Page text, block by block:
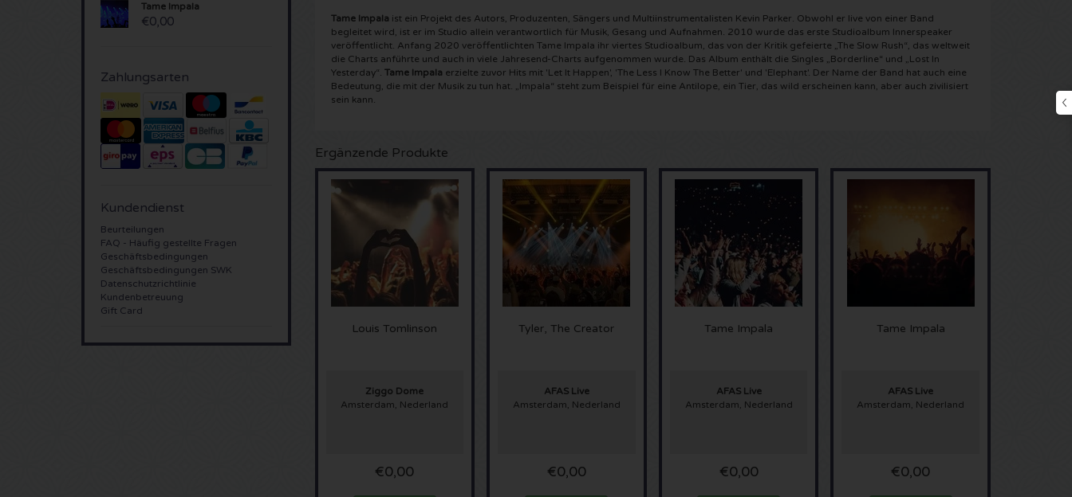
Tame Impala
€0,00
Zahlungsarten
Kundendienst
Beurteilungen
FAQ - Häufig gestellte Fragen
Geschäftsbedingungen
Geschäftsbedingungen SWK
Datenschutzrichtlinie
Kundenbetreuung
Gift Card
Tame Impala ist ein Projekt des Autors, Produzenten, Sängers und Multiinstrumentalisten Kevin Parker. Obwohl er live von einer Band
begleitet wird, ist er im Studio allein verantwortlich für Musik, Gesang und Aufnahmen. 2010 wurde das erste Studioalbum Innerspeaker
veröffentlicht. Anfang 2020 veröffentlichten Tame Impala ihr viertes Studioalbum, das von der Kritik gefeierte „The Slow Rush“, das weltweit
die Charts anführte und auch in viele Jahresend-Charts aufgenommen wurde. Das Album enthält die Singles „Borderline“ und „Lost In
Yesterday“. Tame Impala erzielte zuvor Hits mit 'Let It Happen', 'The Less I Know The Better' und 'Elephant'. Der Name der Band hat auch eine
Bedeutung, die mit der Musik zu tun hat. „Impala“ steht zum Beispiel für eine Antilope, ein Tier, das wild erscheinen kann, aber auch zivilisiert
sein kann.
Ergänzende Produkte
Louis Tomlinson
Ziggo Dome
Amsterdam, Nederland
€0,00
Tyler, The Creator
AFAS Live
Amsterdam, Nederland
€0,00
Tame Impala
AFAS Live
Amsterdam, Nederland
€0,00
Tame Impala
AFAS Live
Amsterdam, Nederland
€0,00